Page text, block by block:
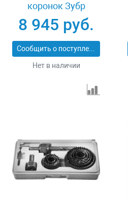
коронок Зубр
ЭКСПЕРТ 29531-H11
8 945 руб.
Сообщить о поступлении
Нет в наличии